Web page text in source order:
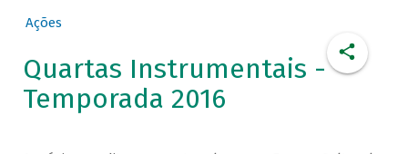
Ações
Quartas Instrumentais -
Temporada 2016